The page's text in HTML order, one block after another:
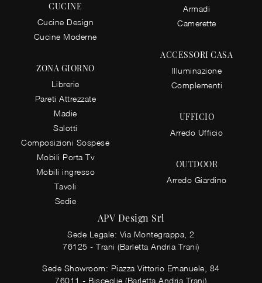
CUCINE
Cucine Design
Cucine Moderne
ZONA GIORNO
Librerie
Pareti Attrezzate
Madie
Salotti
Composizioni Sospese
Mobili Porta Tv
Mobili ingresso
Tavoli
Sedie
Armadi
Camerette
ACCESSORI CASA
Illuminazione
Complementi
UFFICIO
Arredo Ufficio
OUTDOOR
Arredo Giardino
APV Design Srl
Sede Legale: Via Montegrappa, 2
76125 - Trani (Barletta Andria Trani)
Sede Showroom: Piazza Vittorio Emanuele, 84
76011 - Bisceglie (Barletta Andria Trani)